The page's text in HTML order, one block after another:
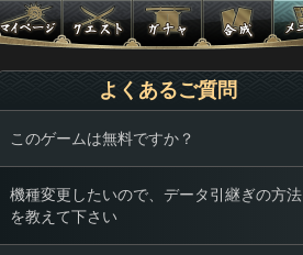
よくあるご質問
このゲームは無料ですか？
機種変更したいので、データ引継ぎの方法
を教えて下さい